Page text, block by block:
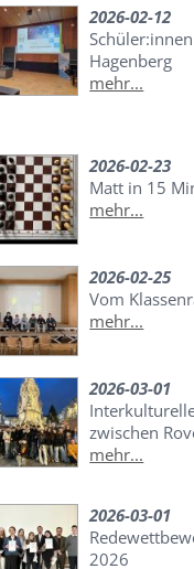
2026-02-12
Hagenberg
mehr...
2026-02-23
Matt in 15
mehr...
2026-02-25
Vom
mehr...
2026-03-01
zwischen
mehr...
2026-03-01
2026